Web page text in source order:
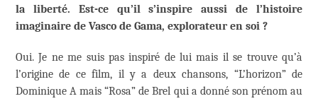
la liberté. Est-ce qu’il s’inspire aussi de l’histoire
imaginaire de Vasco de Gama, explorateur en soi ?
Oui. Je ne me suis pas inspiré de lui mais il se trouve qu’à
l’origine de ce film, il y a deux chansons, “L’horizon” de
Dominique A mais “Rosa” de Brel qui a donné son prénom au